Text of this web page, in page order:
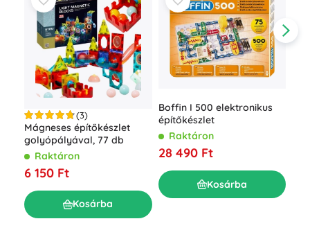
(3)
Mágneses építőkészlet
golyópályával, 77 db
Raktáron
6 150 Ft
Kosárba
Boffin I 500 elektronikus
építőkészlet
Raktáron
28 490 Ft
Kosárba